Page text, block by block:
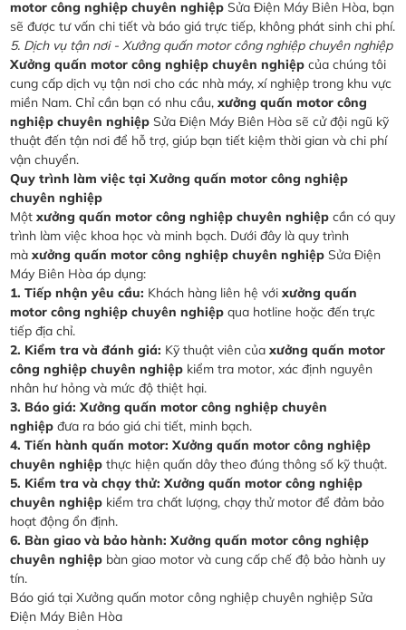
motor công nghiệp chuyên nghiệp Sửa Điện Máy Biên Hòa, bạn
sẽ được tư vấn chi tiết và báo giá trực tiếp, không phát sinh chi phí.
5. Dịch vụ tận nơi - Xưởng quấn motor công nghiệp chuyên nghiệp
Xưởng quấn motor công nghiệp chuyên nghiệp của chúng tôi
cung cấp dịch vụ tận nơi cho các nhà máy, xí nghiệp trong khu vực
miền Nam. Chỉ cần bạn có nhu cầu,xưởng quấn motor công
nghiệp chuyên nghiệp Sửa Điện Máy Biên Hòa sẽ cử đội ngũ kỹ
thuật đến tận nơi để hỗ trợ, giúp bạn tiết kiệm thời gian và chi phí
vận chuyển.
Quy trình làm việc tại Xưởng quấn motor công nghiệp
chuyên nghiệp
Mộtxưởng quấn motor công nghiệp chuyên nghiệp cần có quy
trình làm việc khoa học và minh bạch. Dưới đây là quy trình
màxưởng quấn motor công nghiệp chuyên nghiệp Sửa Điện
Máy Biên Hòa áp dụng:
1. Tiếp nhận yêu cầu: Khách hàng liên hệ vớixưởng quấn
motor công nghiệp chuyên nghiệp qua hotline hoặc đến trực
tiếp địa chỉ.
2. Kiểm tra và đánh giá: Kỹ thuật viên củaxưởng quấn motor
công nghiệp chuyên nghiệp kiểm tra motor, xác định nguyên
nhân hư hỏng và mức độ thiệt hại.
3. Báo giá: Xưởng quấn motor công nghiệp chuyên
nghiệp đưa ra báo giá chi tiết, minh bạch.
4. Tiến hành quấn motor: Xưởng quấn motor công nghiệp
chuyên nghiệp thực hiện quấn dây theo đúng thông số kỹ thuật.
5. Kiểm tra và chạy thử: Xưởng quấn motor công nghiệp
chuyên nghiệp kiểm tra chất lượng, chạy thử motor để đảm bảo
hoạt động ổn định.
6. Bàn giao và bảo hành: Xưởng quấn motor công nghiệp
chuyên nghiệp bàn giao motor và cung cấp chế độ bảo hành uy
tín.
Báo giá tại Xưởng quấn motor công nghiệp chuyên nghiệp Sửa
Điện Máy Biên Hòa